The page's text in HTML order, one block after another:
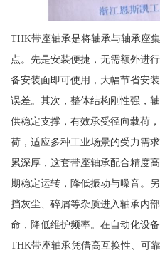
THK带座轴承是将轴承与轴承座
点。先是安装便捷，无需额外进
备安装面即可使用，大幅节省安
误差。其次，整体结构刚性强，
供稳定支撑，有效承受径向载荷
荷，适应多种工业场景的受力需
累深厚，这套带座轴承配合精度
期稳定运转，降低振动与噪音。
挡灰尘、碎屑等杂质进入轴承内
命，降低维护频率。在自动化设
THK带座轴承凭借高互换性、可